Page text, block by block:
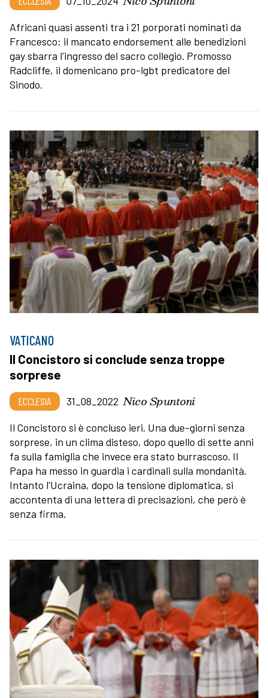
Africani quasi assenti tra i 21 porporati nominati da
Francesco: il mancato endorsement alle benedizioni
gay sbarra l'ingresso del sacro collegio. Promosso
Radcliffe, il domenicano pro-lgbt predicatore del
Sinodo.
VATICANO
Il Concistoro si conclude senza troppe
sorprese
ECCLESIA 31_08_2022 Nico Spuntoni
Il Concistoro si è concluso ieri. Una due-giorni senza
sorprese, in un clima disteso, dopo quello di sette anni
fa sulla famiglia che invece era stato burrascoso. Il
Papa ha messo in guardia i cardinali sulla mondanità.
Intanto l'Ucraina, dopo la tensione diplomatica, si
accontenta di una lettera di precisazioni, che però è
senza firma.